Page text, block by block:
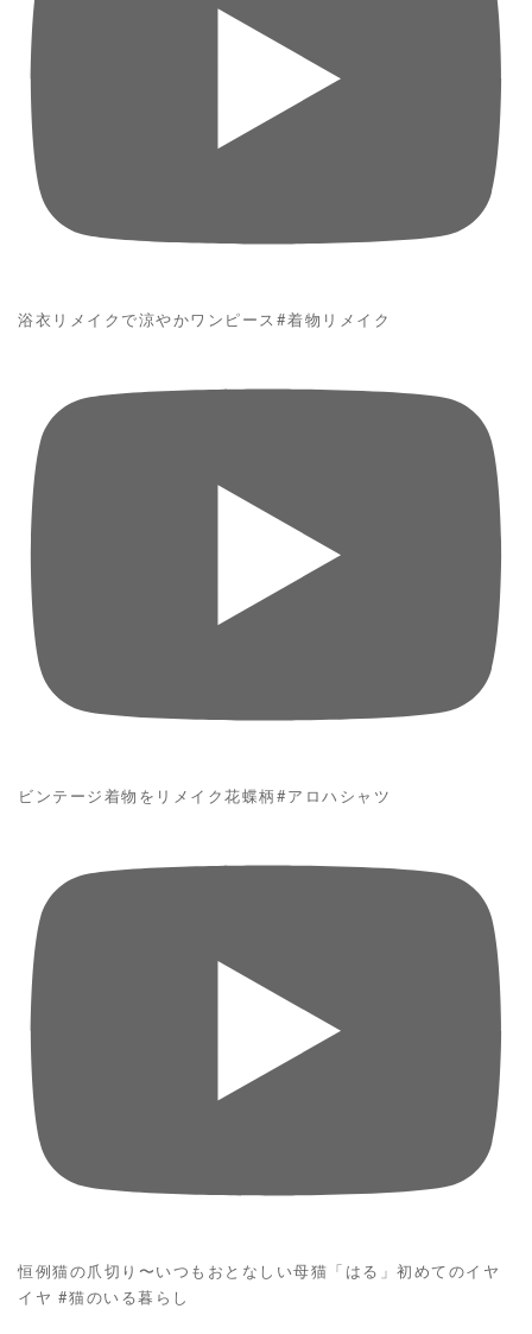
浴衣リメイクで涼やかワンピース#着物リメイク
ビンテージ着物をリメイク花蝶柄#アロハシャツ
恒例猫の爪切り〜いつもおとなしい母猫「はる」初めてのイヤ
イヤ #猫のいる暮らし